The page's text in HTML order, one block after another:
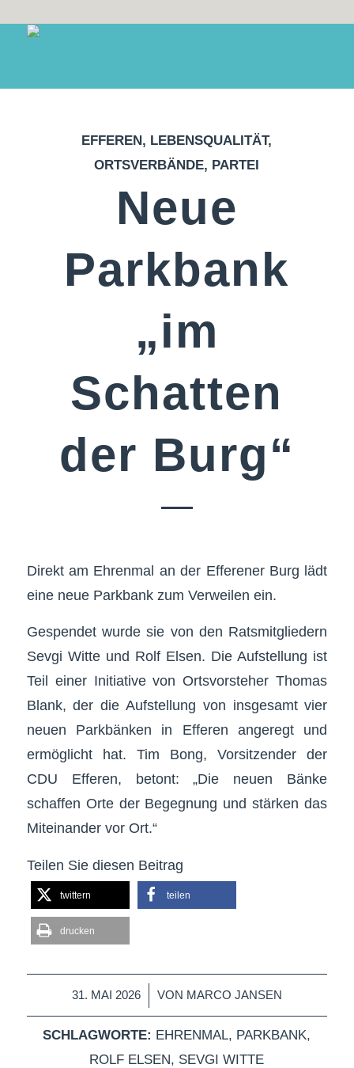
EFFEREN, LEBENSQUALITÄT,
ORTSVERBÄNDE, PARTEI
Neue
Parkbank
„im
Schatten
der Burg“
Direkt am Ehrenmal an der Efferener Burg lädt
eine neue Parkbank zum Verweilen ein.
Gespendet wurde sie von den Ratsmitgliedern
Sevgi Witte und Rolf Elsen. Die Aufstellung ist
Teil einer Initiative von Ortsvorsteher Thomas
Blank, der die Aufstellung von insgesamt vier
neuen Parkbänken in Efferen angeregt und
ermöglicht hat. Tim Bong, Vorsitzender der
CDU Efferen, betont: „Die neuen Bänke
schaffen Orte der Begegnung und stärken das
Miteinander vor Ort.“
Teilen Sie diesen Beitrag
twittern teilen
drucken
31. MAI 2026
/ VON MARCO JANSEN
SCHLAGWORTE: EHRENMAL, PARKBANK,
ROLF ELSEN, SEVGI WITTE